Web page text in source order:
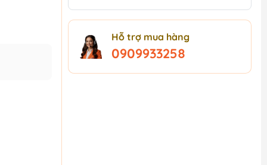
Hỗ trợ mua hàng
0909933258